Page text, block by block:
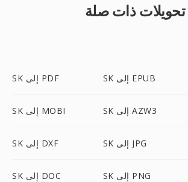
تحويلات ذات صلة
SK إلى PDF SK إلى EPUB
SK إلى MOBI SK إلى AZW3
SK إلى DXF SK إلى JPG
SK إلى DOC SK إلى PNG